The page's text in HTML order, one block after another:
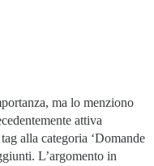
ma lo menziono
attiva
alla categoria ‘Domande
L’argomento in